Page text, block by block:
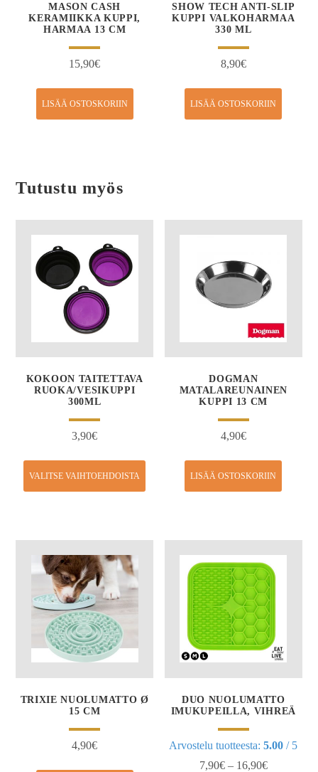
MASON CASH
KERAMIIKKA KUPPI,
HARMAA 13 CM
15,90€
LISÄÄ OSTOSKORIIN
SHOW TECH ANTI-SLIP
KUPPI VALKOHARMAA
330 ML
8,90€
LISÄÄ OSTOSKORIIN
Tutustu myös
KOKOON TAITETTAVA
RUOKA/VESIKUPPI
300ML
3,90€
VALITSE VAIHTOEHDOISTA
DOGMAN
MATALAREUNAINEN
KUPPI 13 CM
4,90€
LISÄÄ OSTOSKORIIN
TRIXIE NUOLUMATTO Ø
15 CM
4,90€
DUO NUOLUMATTO
IMUKUPEILLA, VIHREÄ
Arvostelu tuotteesta:5.00 / 5
7,90€ – 16,90€